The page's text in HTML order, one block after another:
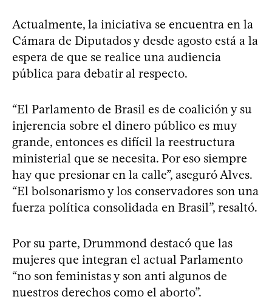
Actualmente, la iniciativa se encuentra en la
Cámara de Diputados y desde agosto está a la
espera de que se realice una audiencia
pública para debatir al respecto.
“El Parlamento de Brasil es de coalición y su
injerencia sobre el dinero público es muy
grande, entonces es difícil la reestructura
ministerial que se necesita. Por eso siempre
hay que presionar en la calle”, aseguró Alves.
“El bolsonarismo y los conservadores son una
fuerza política consolidada en Brasil”, resaltó.
Por su parte, Drummond destacó que las
mujeres que integran el actual Parlamento
“no son feministas y son anti algunos de
nuestros derechos como el aborto”.